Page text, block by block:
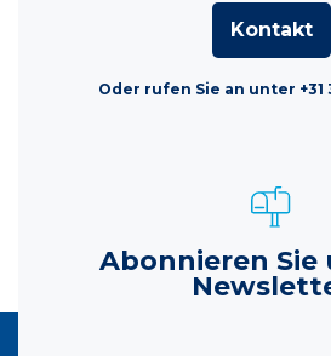
Kontakt
Oder rufen Sie an unter +31
Abonnieren Sie